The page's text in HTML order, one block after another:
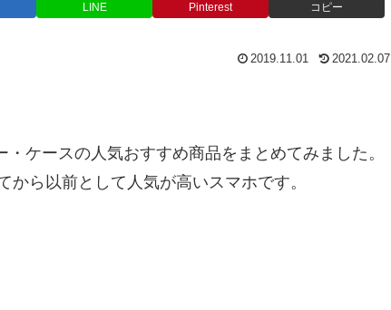
LINE Pinterest コピー
2019.11.01 2021.02.07
ケースの人気おすすめ商品をまとめてみました。
ら以前として人気が高いスマホです。